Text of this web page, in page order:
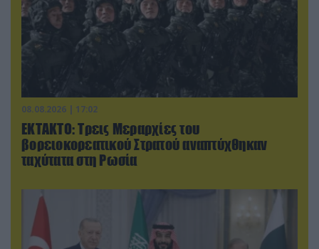
08.08.2026 | 17:02
ΕΚΤΑΚΤΟ: Τρεις Μεραρχίες του
βορειοκορεατικού Στρατού αναπτύχθηκαν
ταχύτατα στη Ρωσία